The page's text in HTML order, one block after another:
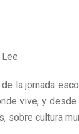
la jornada
vive, y
sobre cultura